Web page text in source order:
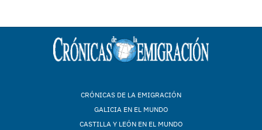
CRÓNICAS DE LA EMIGRACIÓN
GALICIA EN EL MUNDO
CASTILLA Y LEÓN EN EL MUNDO